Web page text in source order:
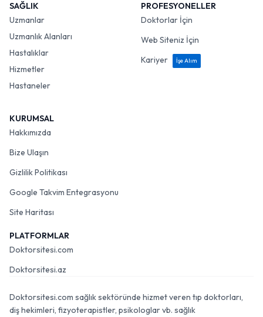
SAĞLIK
Uzmanlar
Uzmanlık Alanları
Hastalıklar
Hizmetler
Hastaneler
PROFESYONELLER
Doktorlar İçin
Web Siteniz İçin
Kariyer
İşe Alım
KURUMSAL
Hakkımızda
Bize Ulaşın
Gizlilik Politikası
Google Takvim Entegrasyonu
Site Haritası
PLATFORMLAR
Doktorsitesi.com
Doktorsitesi.az
Doktorsitesi.com sağlık sektöründe hizmet veren tıp doktorları,
diş hekimleri, fizyoterapistler, psikologlar vb. sağlık